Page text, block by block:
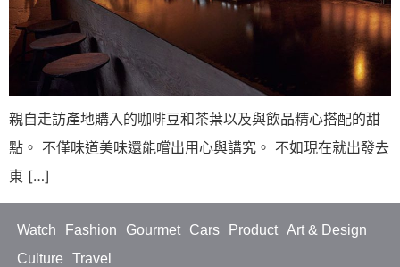
親自走訪產地購入的咖啡豆和茶葉以及與飲品精心搭配的甜
點。 不僅味道美味還能嚐出用心與講究。 不如現在就出發去
東 […]
Watch Fashion Gourmet Cars Product
Art & Design
Culture
Travel